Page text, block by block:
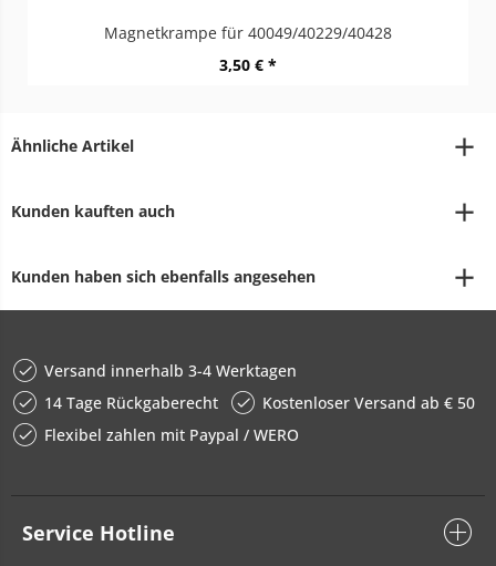
Magnetkrampe für 40049/40229/40428
3,50 € *
Ähnliche Artikel
Kunden kauften auch
Kunden haben sich ebenfalls angesehen
Versand innerhalb 3-4 Werktagen
14 Tage Rückgaberecht
Kostenloser Versand ab € 50
Flexibel zahlen mit Paypal / WERO
Service Hotline